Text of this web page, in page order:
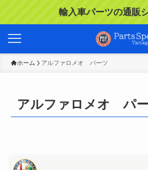
輸入車パーツの通販
ホーム アルファロメオ パーツ
アルファロメオ パ